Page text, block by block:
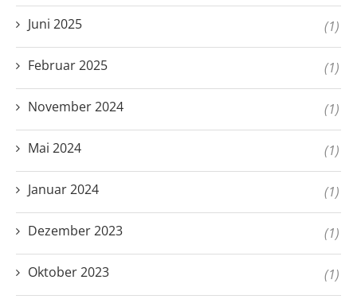
Juni 2025 (1)
Februar 2025 (1)
November 2024 (1)
Mai 2024 (1)
Januar 2024 (1)
Dezember 2023 (1)
Oktober 2023 (1)